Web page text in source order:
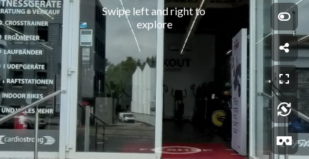
Swipe left and right to
explore